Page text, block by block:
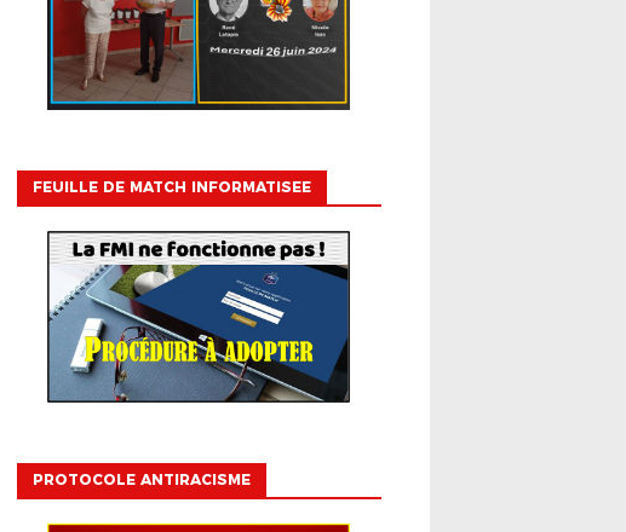
FEUILLE DE MATCH INFORMATISEE
PROTOCOLE ANTIRACISME